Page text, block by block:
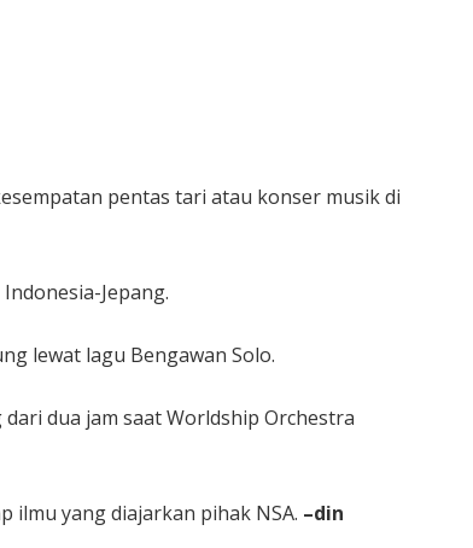
pentas tari atau konser musik di
Jepang.
lewat lagu Bengawan Solo.
dua jam saat Worldship Orchestra
ilmu yang diajarkan pihak NSA. –din